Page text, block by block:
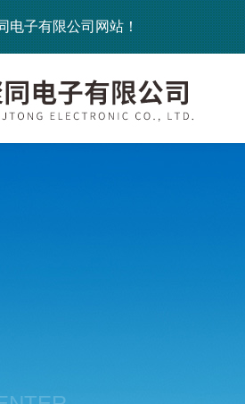
电子有限公司网站！